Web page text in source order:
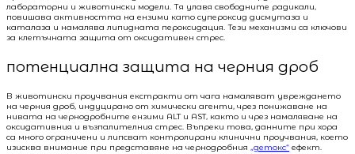
лабораторни и животински модели. Тя улавя свободните радикали,
повишава активността на ензими като супероксид дисмутаза и
каталаза и намалява липидната пероксидация. Тези механизми са ключови
за клетъчната защита от оксидативен стрес.
потенциална защита на черния дроб
В животински проучвания екстракти от чага намаляват увреждането
на черния дроб, индуцирано от химически агенти, чрез понижаване на
нивата на чернодробните ензими ALT и AST, както и чрез намаляване на
оксидативния и възпалителния стрес. Въпреки това, данните при хора
са много ограничени и липсват контролирани клинични проучвания, което
изисква внимание при представяне на чернодробния „детокс“ ефект.